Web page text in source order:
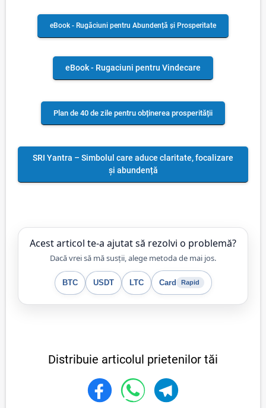
eBook - Rugăciuni pentru Abundență și Prosperitate
eBook - Rugaciuni pentru Vindecare
Plan de 40 de zile pentru obținerea prosperității
SRI Yantra – Simbolul care aduce claritate, focalizare
și abundență
Acest articol te-a ajutat să rezolvi o problemă?
Dacă vrei să mă susții, alege metoda de mai jos.
BTC USDT LTC Card Rapid
Distribuie articolul prietenilor tăi